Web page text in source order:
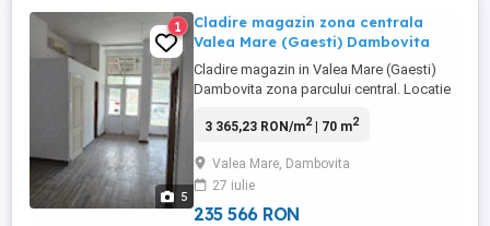
5
1
Cladire magazin zona centrala
Valea Mare (Gaesti) Dambovita
Cladire magazin in Valea Mare (Gaesti)
Dambovita zona parcului central. Locatie
constructii. Toate utilitatile(gaze, apa,
3 365,23 RON/m2| 70 m2
Valea Mare, Dambovita
27 iulie
235 566 RON